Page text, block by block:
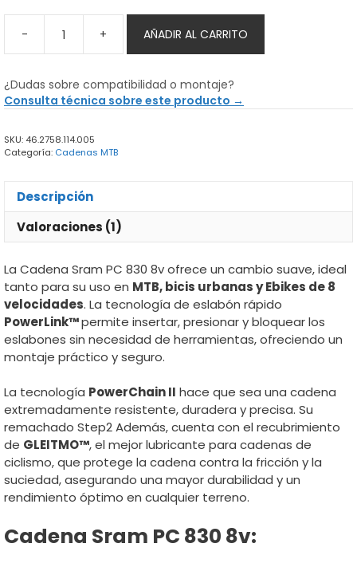
-
Cadena
Sram
830
8v
+ AÑADIR AL CARRITO
¿Dudas sobre compatibilidad o montaje?
Consulta técnica sobre este producto →
SKU: 46.2758.114.005
Categoría: Cadenas MTB
Descripción
Valoraciones (1)
La Cadena Sram PC 830 8v ofrece un cambio suave, ideal
tanto para su uso en MTB, bicis urbanas y Ebikes de 8
velocidades. La tecnología de eslabón rápido
PowerLink™permite insertar, presionar y bloquear los
eslabones sin necesidad de herramientas, ofreciendo un
montaje práctico y seguro.
La tecnología PowerChain II hace que sea una cadena
extremadamente resistente, duradera y precisa. Su
remachado Step2 Además, cuenta con el recubrimiento
de GLEITMO™, el mejor lubricante para cadenas de
ciclismo, que protege la cadena contra la fricción y la
suciedad, asegurando una mayor durabilidad y un
rendimiento óptimo en cualquier terreno.
Cadena Sram PC 830 8v: